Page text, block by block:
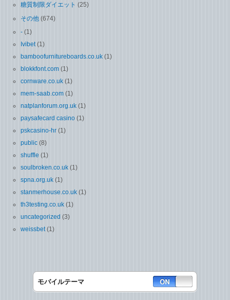
糖質制限ダイエット (25)
その他 (674)
- (1)
Ivibet(1)
bamboofurnitureboards.co.uk (1)
blokkfont.com (1)
cornware.co.uk (1)
mem-saab.com (1)
natplanforum.org.uk (1)
paysafecard casino (1)
pskcasino-hr (1)
public (8)
shuffle (1)
soulbroken.co.uk (1)
spna.org.uk (1)
stanmerhouse.co.uk (1)
th3testing.co.uk (1)
uncategorized (3)
weissbet(1)
モバイルテーマ